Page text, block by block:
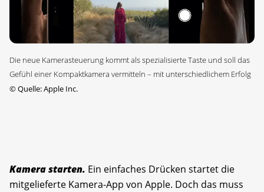
Die neue Kamerasteuerung kommt als spezialisierte Taste und soll das
Gefühl einer Kompaktkamera vermitteln – mit unterschiedlichem Erfolg
©Quelle: Apple Inc.
Kamera starten. Ein einfaches Drücken startet die
mitgelieferte Kamera-App von Apple. Doch das muss